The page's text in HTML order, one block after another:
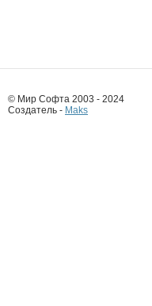
© Мир Софта 2003 - 2024
Создатель - Maks